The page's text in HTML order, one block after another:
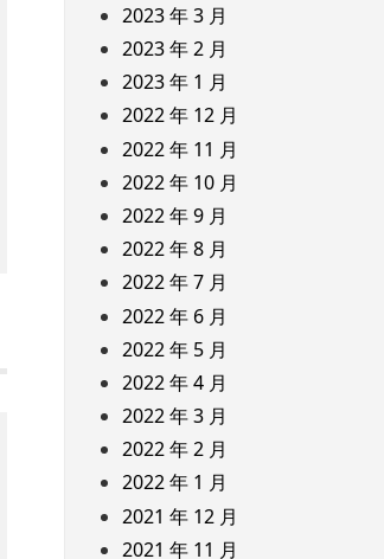
2023 年 3 月
2023 年 2 月
2023 年 1 月
2022 年 12 月
2022 年 11 月
2022 年 10 月
2022 年 9 月
2022 年 8 月
2022 年 7 月
2022 年 6 月
2022 年 5 月
2022 年 4 月
2022 年 3 月
2022 年 2 月
2022 年 1 月
2021 年 12 月
2021 年 11 月